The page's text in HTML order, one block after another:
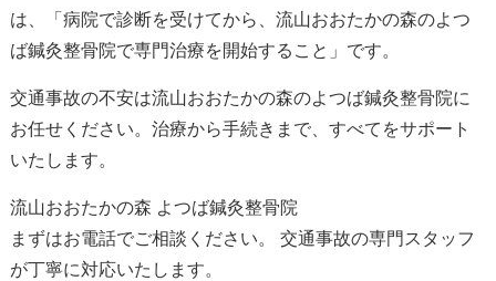
は、「病院で診断を受けてから、流山おおたかの森のよつ
ば鍼灸整骨院で専門治療を開始すること」です。
交通事故の不安は流山おおたかの森のよつば鍼灸整骨院に
お任せください。治療から手続きまで、すべてをサポート
いたします。
流山おおたかの森 よつば鍼灸整骨院
まずはお電話でご相談ください。 交通事故の専門スタッフ
が丁寧に対応いたします。